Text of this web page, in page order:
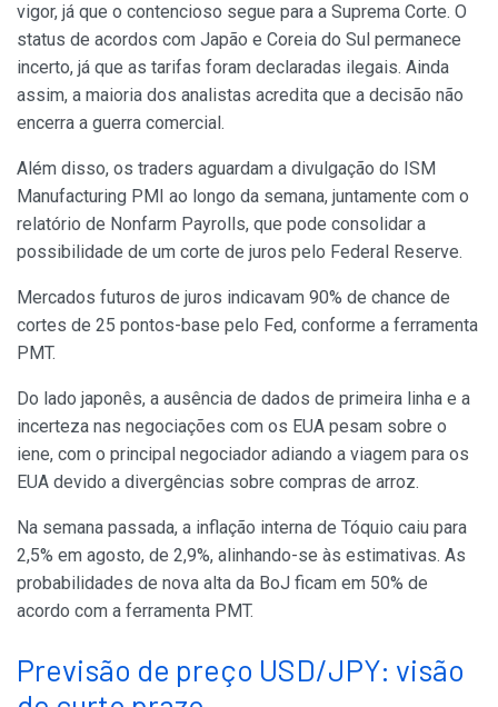
vigor, já que o contencioso segue para a Suprema Corte. O
status de acordos com Japão e Coreia do Sul permanece
incerto, já que as tarifas foram declaradas ilegais. Ainda
assim, a maioria dos analistas acredita que a decisão não
encerra a guerra comercial.
Além disso, os traders aguardam a divulgação do ISM
Manufacturing PMI ao longo da semana, juntamente com o
relatório de Nonfarm Payrolls, que pode consolidar a
possibilidade de um corte de juros pelo Federal Reserve.
Mercados futuros de juros indicavam 90% de chance de
cortes de 25 pontos-base pelo Fed, conforme a ferramenta
PMT.
Do lado japonês, a ausência de dados de primeira linha e a
incerteza nas negociações com os EUA pesam sobre o
iene, com o principal negociador adiando a viagem para os
EUA devido a divergências sobre compras de arroz.
Na semana passada, a inflação interna de Tóquio caiu para
2,5% em agosto, de 2,9%, alinhando-se às estimativas. As
probabilidades de nova alta da BoJ ficam em 50% de
acordo com a ferramenta PMT.
Previsão de preço USD/JPY: visão